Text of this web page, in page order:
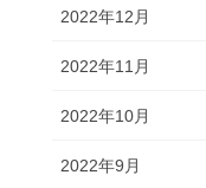
2022年12月
2022年11月
2022年10月
2022年9月